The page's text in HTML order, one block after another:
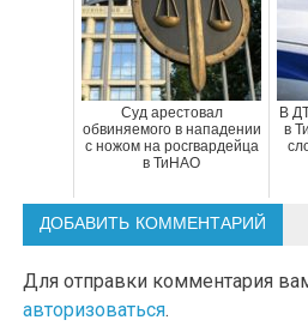
Суд арестовал
обвиняемого в нападении
с ножом на росгвардейца
в ТиНАО
В
в
ДОБАВИТЬ КОММЕНТАРИЙ
Для отправки комментария
авторизоваться.